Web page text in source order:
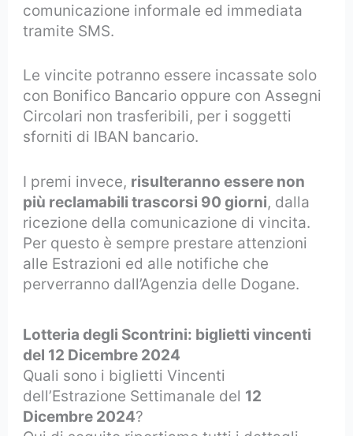
comunicazione informale ed immediata
tramite SMS.
Le vincite potranno essere incassate solo
con Bonifico Bancario oppure con Assegni
Circolari non trasferibili, per i soggetti
sforniti di IBAN bancario.
I premi invece, risulteranno essere non
più reclamabili trascorsi 90 giorni, dalla
ricezione della comunicazione di vincita.
Per questo è sempre prestare attenzioni
alle Estrazioni ed alle notifiche che
perverranno dall’Agenzia delle Dogane.
Lotteria degli Scontrini: biglietti vincenti
del 12 Dicembre 2024
Quali sono i biglietti Vincenti
dell’Estrazione Settimanale del 12
Dicembre 2024?